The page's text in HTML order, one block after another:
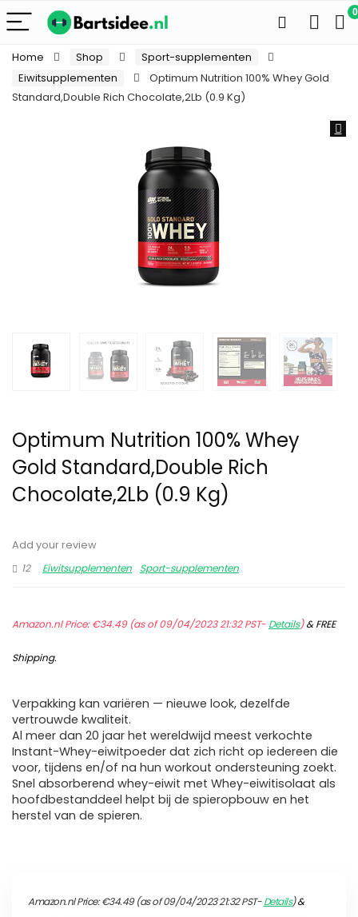
0
Home Shop
Sport-supplementen
Eiwitsupplementen
Optimum Nutrition 100% Whey Gold
Standard,Double Rich Chocolate,2Lb (0.9 Kg)
Optimum Nutrition 100% Whey
Gold Standard,Double Rich
Chocolate,2Lb (0.9 Kg)
Add your review
12
Eiwitsupplementen Sport-supplementen
Amazon.nl Price:€34.49(as of 09/04/2023 21:32 PST- Details)&FREE
Shipping.
Verpakking kan variëren — nieuwe look, dezelfde
vertrouwde kwaliteit.
Al meer dan 20 jaar het wereldwijd meest verkochte
Instant-Whey-eiwitpoeder dat zich richt op iedereen die
voor, tijdens en/of na hun workout ondersteuning zoekt.
Snel absorberend whey-eiwit met Whey-eiwitisolaat als
hoofdbestanddeel helpt bij de spieropbouw en het
herstel van de spieren.
Amazon.nl Price:€34.49(as of 09/04/2023 21:32 PST-Details)&